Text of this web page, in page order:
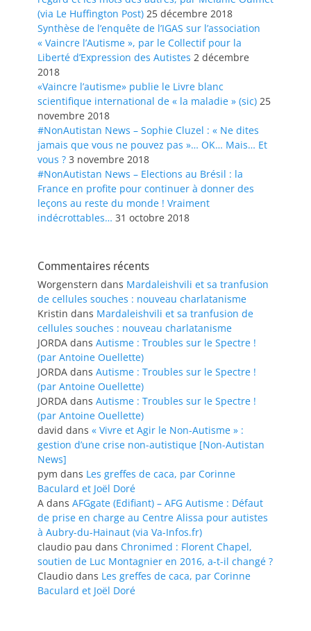
(via Le Huffington Post) 25 décembre 2018
Synthèse de l’enquête de l’IGAS sur l’association
« Vaincre l’Autisme », par le Collectif pour la
Liberté d’Expression des Autistes 2 décembre
2018
«Vaincre l’autisme» publie le Livre blanc
scientifique international de « la maladie » (sic) 25
novembre 2018
#NonAutistan News – Sophie Cluzel : « Ne dites
jamais que vous ne pouvez pas »… OK… Mais… Et
vous ? 3 novembre 2018
#NonAutistan News – Elections au Brésil : la
France en profite pour continuer à donner des
leçons au reste du monde ! Vraiment
indécrottables… 31 octobre 2018
Commentaires récents
Worgenstern dans Mardaleishvili et sa tranfusion
de cellules souches : nouveau charlatanisme
Kristin dans Mardaleishvili et sa tranfusion de
cellules souches : nouveau charlatanisme
JORDA dans Autisme : Troubles sur le Spectre !
(par Antoine Ouellette)
JORDA dans Autisme : Troubles sur le Spectre !
(par Antoine Ouellette)
JORDA dans Autisme : Troubles sur le Spectre !
(par Antoine Ouellette)
david dans « Vivre et Agir le Non-Autisme » :
gestion d’une crise non-autistique [Non-Autistan
News]
pym dans Les greffes de caca, par Corinne
Baculard et Joël Doré
A dans AFGgate (Edifiant) – AFG Autisme : Défaut
de prise en charge au Centre Alissa pour autistes
à Aubry-du-Hainaut (via Va-Infos.fr)
claudio pau dans Chronimed : Florent Chapel,
soutien de Luc Montagnier en 2016, a-t-il changé ?
Claudio dans Les greffes de caca, par Corinne
Baculard et Joël Doré